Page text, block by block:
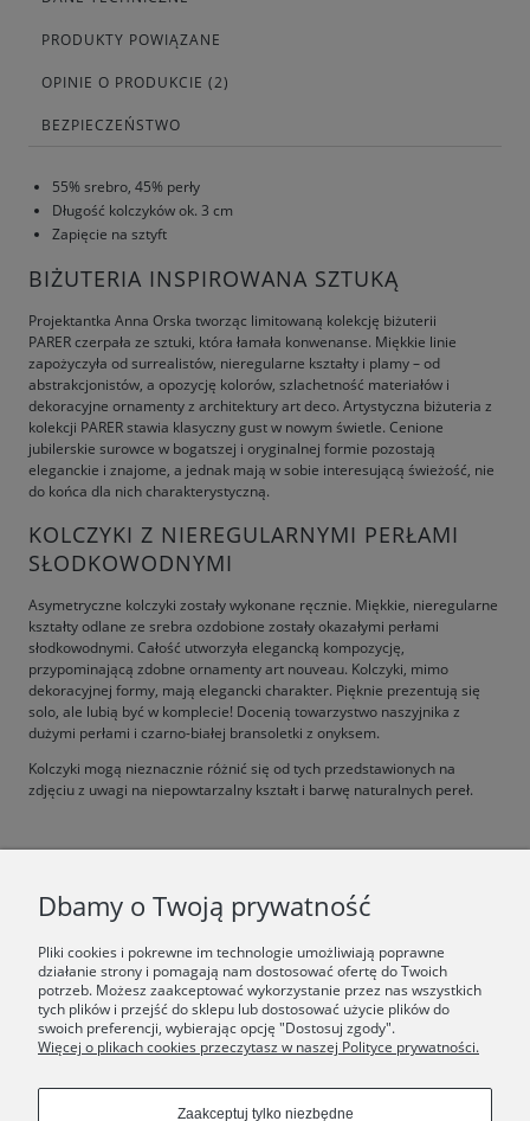
PRODUKTY POWIĄZANE
OPINIE O PRODUKCIE (2)
BEZPIECZEŃSTWO
55% srebro, 45% perły
Długość kolczyków ok. 3 cm
Zapięcie na sztyft
BIŻUTERIA INSPIROWANA SZTUKĄ
Projektantka Anna Orska tworząc limitowaną kolekcję biżuterii
PARER czerpała ze sztuki, która łamała konwenanse. Miękkie linie
zapożyczyła od surrealistów, nieregularne kształty i plamy – od
abstrakcjonistów, a opozycję kolorów, szlachetność materiałów i
dekoracyjne ornamenty z architektury art deco. Artystyczna biżuteria z
kolekcji PARER stawia klasyczny gust w nowym świetle. Cenione
jubilerskie surowce w bogatszej i oryginalnej formie pozostają
eleganckie i znajome, a jednak mają w sobie interesującą świeżość, nie
do końca dla nich charakterystyczną.
KOLCZYKI Z NIEREGULARNYMI PERŁAMI
SŁODKOWODNYMI
Asymetryczne kolczyki zostały wykonane ręcznie. Miękkie, nieregularne
kształty odlane ze srebra ozdobione zostały okazałymi perłami
słodkowodnymi. Całość utworzyła elegancką kompozycję,
przypominającą zdobne ornamenty art nouveau. Kolczyki, mimo
dekoracyjnej formy, mają elegancki charakter. Pięknie prezentują się
solo, ale lubią być w komplecie! Docenią towarzystwo naszyjnika z
dużymi perłami i czarno-białej bransoletki z onyksem.
Kolczyki mogą nieznacznie różnić się od tych przedstawionych na
zdjęciu z uwagi na niepowtarzalny kształt i barwę naturalnych pereł.
ŚWIAT ORSKA
Dołącz do nas:
Copyrights © 2024 - ORSKA
Dbamy o Twoją prywatność
Pliki cookies i pokrewne im technologie umożliwiają poprawne
działanie strony i pomagają nam dostosować ofertę do Twoich
potrzeb. Możesz zaakceptować wykorzystanie przez nas wszystkich
tych plików i przejść do sklepu lub dostosować użycie plików do
swoich preferencji, wybierając opcję "Dostosuj zgody".
Więcej o plikach cookies przeczytasz w naszej Polityce prywatności.
Zaakceptuj tylko niezbędne